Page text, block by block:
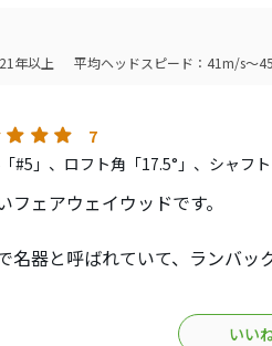
年以上 平均ヘッドスピード：41m/s～
7
「#5」、ロフト角「17.5°」、シャフ
フェアウェイウッドです。
名器と呼ばれていて、ランバ
が撓るのでトップ気味の球がた
に出品されていたので、購入し
いい